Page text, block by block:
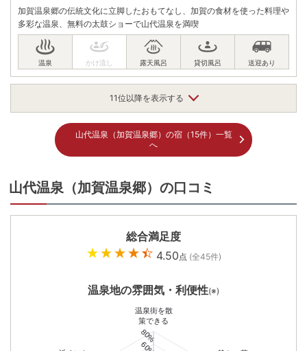
加賀温泉郷の伝統文化に立脚したおもてなし、加賀の食材を使った料理や
多彩な温泉、無料の太鼓ショーで山代温泉を満喫
温泉めい想倶楽部 富士屋旅館
- 点 (全-件)
20,900円〜 （税込）
山代温泉第一号源泉の湯。旬食材を使った料理長自慢のおもてなし
山代温泉 葉渡莉
4.65点 (全3件)
13,310
円〜
（税込）
温泉情緒を映す趣ある宿。日本旅館らしい和室でこころから寛ぐ、上質な
11位以降を表示する
山代温泉（加賀温泉郷）の宿（15件）一覧
へ
山代温泉（加賀温泉郷）の口コミ
総合満足度
4.50 点 (全45件)
温泉地の雰囲気・利便性(※)
80%
温泉街を散
策できる